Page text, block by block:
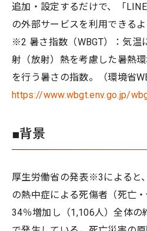
追加・設定するだけで、「
の外部サービスを利用できるよ
※2 暑さ指数（WBGT）：気温
射（放射）熱を考慮した暑熱
を行う暑さの指数。（環境省
https://www.wbgt.env.go.jp/
■背景
厚生労働省の発表※3によると
の熱中症による死傷者（死亡
34％増加し（1,106人）全体の